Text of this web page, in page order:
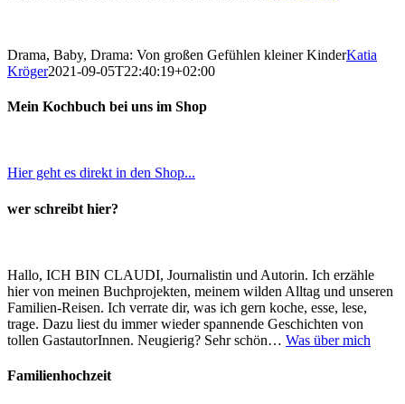
Drama, Baby, Drama: Von großen Gefühlen kleiner KinderKatia
Kröger2021-09-05T22:40:19+02:00
Mein Kochbuch bei uns im Shop
Hier geht es direkt in den Shop...
wer schreibt hier?
Hallo, ICH BIN CLAUDI, Journalistin und Autorin. Ich erzähle
hier von meinen Buchprojekten, meinem wilden Alltag und unseren
Familien-Reisen. Ich verrate dir, was ich gern koche, esse, lese,
trage. Dazu liest du immer wieder spannende Geschichten von
tollen GastautorInnen. Neugierig? Sehr schön… Was über mich
Familienhochzeit